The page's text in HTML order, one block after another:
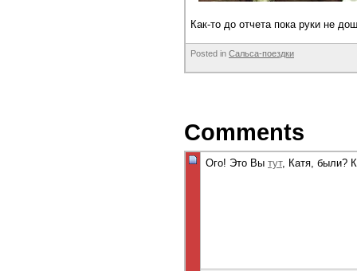
Как-то до отчета пока руки не
Posted in Сальса-поездки
Comments
Ого! Это Вы тут, Катя, были?